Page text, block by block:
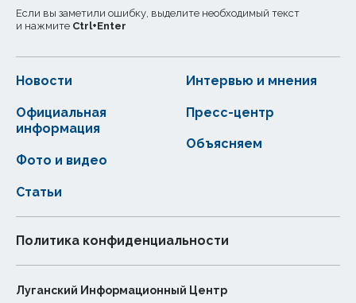
Если вы заметили ошибку, выделите необходимый текст
и нажмите Ctrl+Enter
Новости
Статьи
Официальная
информация
Интервью и мнения
Фото и видео
Пресс-центр
Объясняем
Политика конфиденциальности
Луганский Информационный Центр